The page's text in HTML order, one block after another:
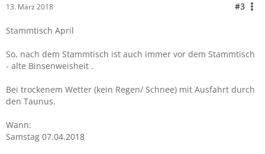
13. März 2018 #3
Stammtisch April
So, nach dem Stammtisch ist auch immer vor dem Stammtisch
- alte Binsenweisheit .
Bei trockenem Wetter (kein Regen/ Schnee) mit Ausfahrt durch
den Taunus.
Wann:
Samstag 07.04.2018